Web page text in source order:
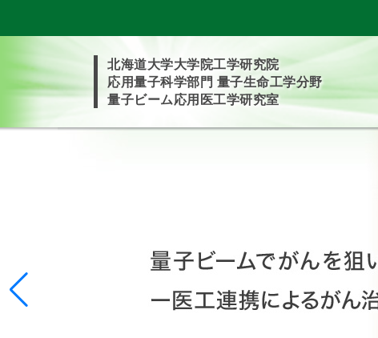
北海道大学大学院工学研究院
応用量子科学部門 量子生命工学分野
量子ビーム応用医工学研究室